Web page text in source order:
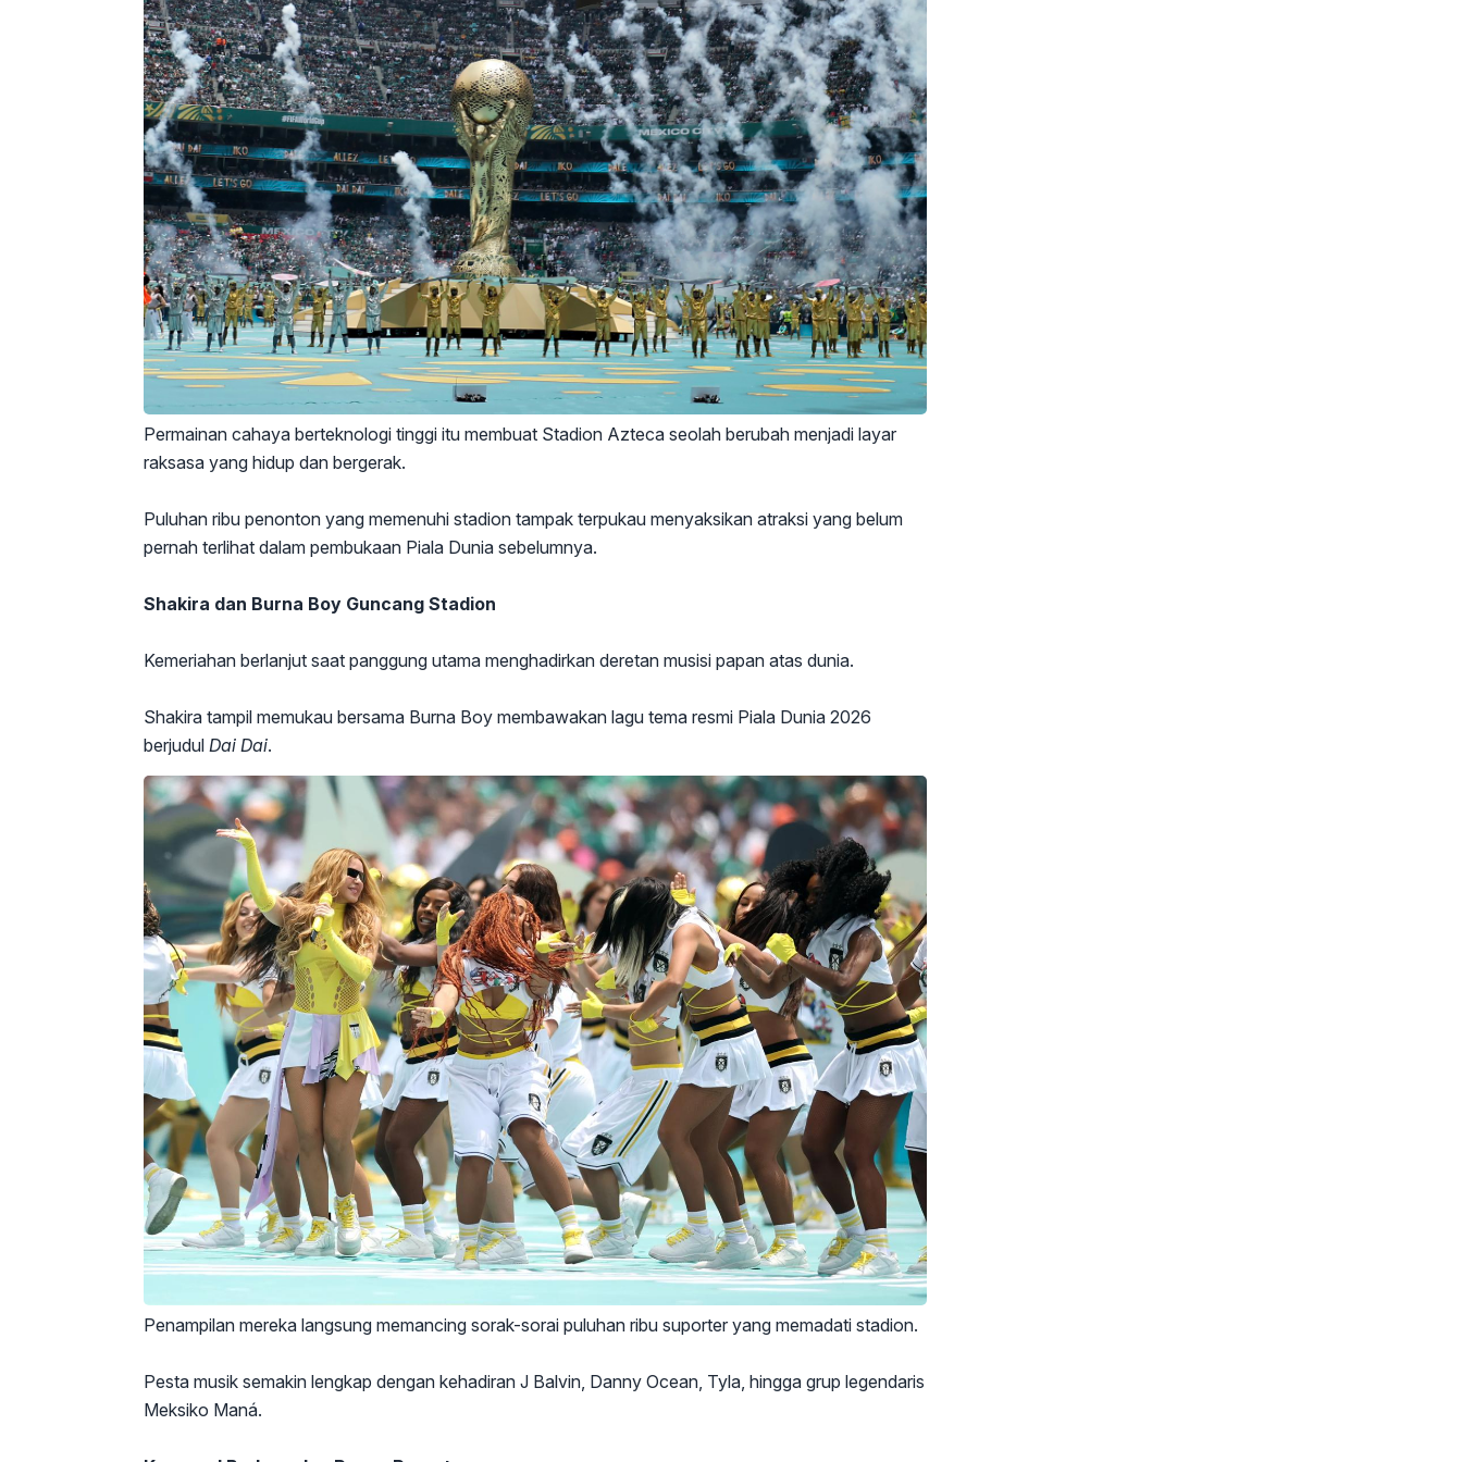
Permainan cahaya berteknologi tinggi itu membuat Stadion Azteca seolah berubah menjadi layar
raksasa yang hidup dan bergerak.
Puluhan ribu penonton yang memenuhi stadion tampak terpukau menyaksikan atraksi yang belum
pernah terlihat dalam pembukaan Piala Dunia sebelumnya.
Shakira dan Burna Boy Guncang Stadion
Kemeriahan berlanjut saat panggung utama menghadirkan deretan musisi papan atas dunia.
Shakira tampil memukau bersama Burna Boy membawakan lagu tema resmi Piala Dunia 2026
berjudul Dai Dai.
Penampilan mereka langsung memancing sorak-sorai puluhan ribu suporter yang memadati stadion.
Pesta musik semakin lengkap dengan kehadiran J Balvin, Danny Ocean, Tyla, hingga grup legendaris
Meksiko Maná.